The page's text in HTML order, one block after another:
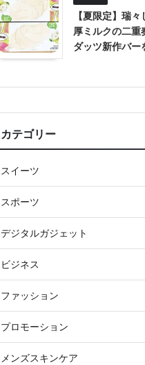
【夏限定】瑞
厚ミルクの二重
ダッツ新作バー
カテゴリー
スイーツ
スポーツ
デジタルガジェット
ビジネス
ファッション
プロモーション
メンズスキンケア